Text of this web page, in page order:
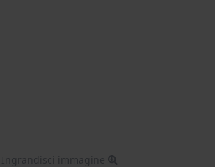
Ingrandisci immagine